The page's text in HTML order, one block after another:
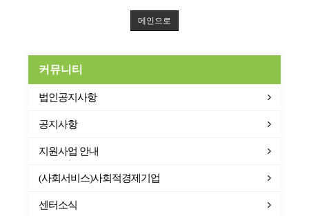
메인으로
커뮤니티
법인공지사항
공지사항
지원사업 안내
(사회서비스)사회적경제기업
센터소식